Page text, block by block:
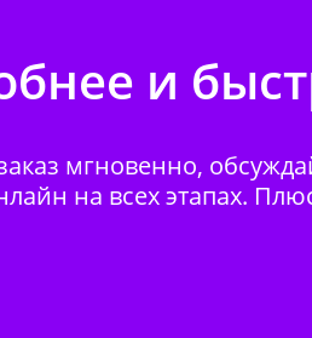
и
мгновенно,
на всех этапах.